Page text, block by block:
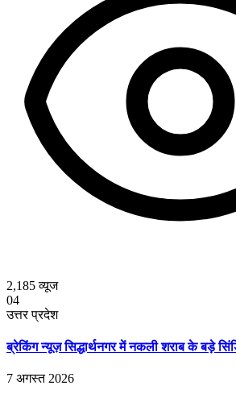
2,185व्यूज
04
उत्तर प्रदेश
ब्रेकिंग न्यूज़ सिद्धार्थनगर में नकली शराब के बड़े
7 अगस्त 2026